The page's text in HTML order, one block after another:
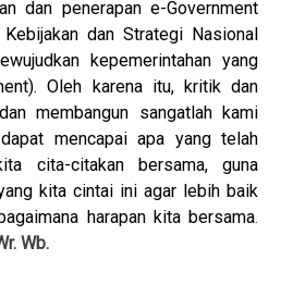
dan penerapan e-Government
dan Strategi Nasional
kepemerintahan yang
Oleh karena itu, kritik dan
membangun sangatlah kami
mencapai apa yang telah
cita-citakan bersama, guna
kita cintai ini agar lebih baik
harapan kita bersama.
Wb.